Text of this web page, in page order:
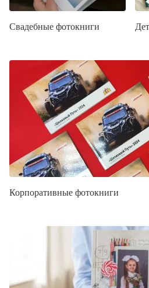
Свадебные фотокниги
Корпоративные фотокниги